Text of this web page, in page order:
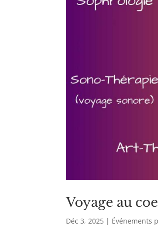
Voyage au
Déc 3, 2025 | Événements